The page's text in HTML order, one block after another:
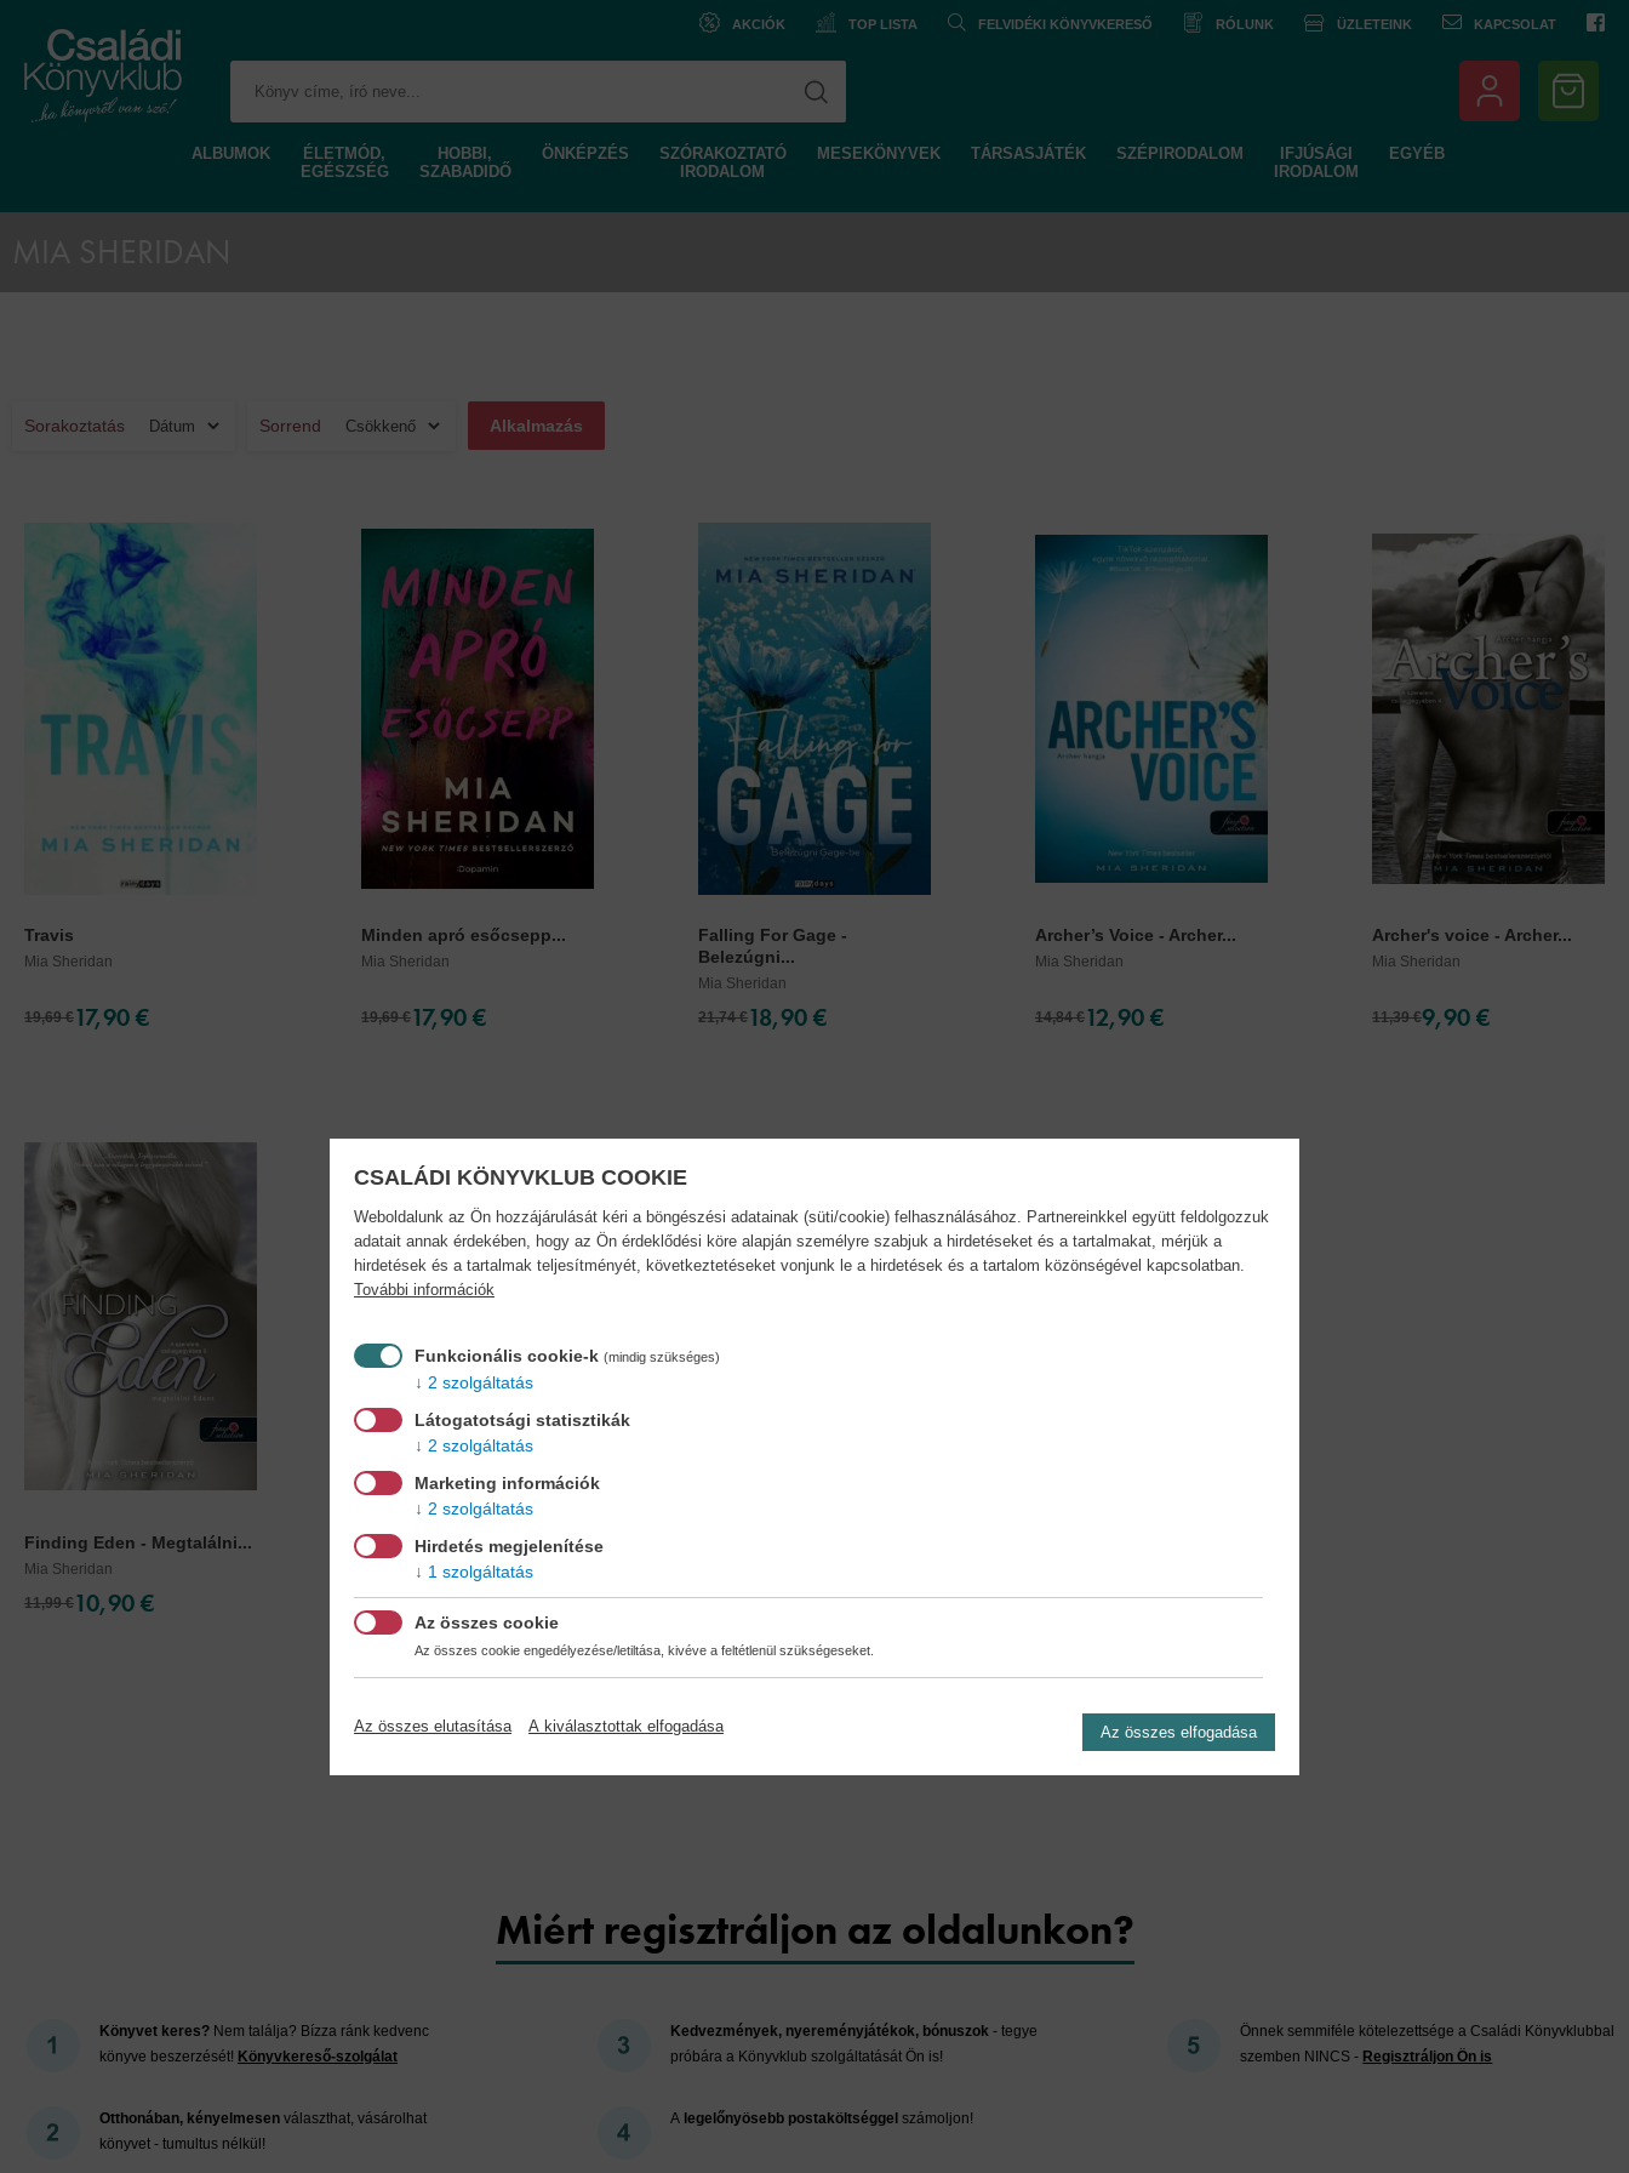
AKCIÓK TOP LISTA FELVIDÉKI KÖNYVKERESŐ RÓLUNK ÜZLETEINK KAPCSOLAT
ALBUMOK
ÉLETMÓD,
EGÉSZSÉG
HOBBI,
SZABADIDŐ
ÖNKÉPZÉS
SZÓRAKOZTATÓ
IRODALOM
MESEKÖNYVEK TÁRSASJÁTÉK SZÉPIRODALOM
IFJÚSÁGI
IRODALOM
EGYÉB
Sorakoztatás Sorrend
Travis
Mia Sheridan
19,69 €17,90 €
Minden apró esőcsepp...
Mia Sheridan
19,69 €17,90 €
Falling For Gage -
Belezúgni...
Mia Sheridan
21,74 €18,90 €
Archer’s Voice - Archer...
Mia Sheridan
14,84 €12,90 €
Archer's voice - Archer...
Mia Sheridan
11,39 €9,90 €
Finding Eden - Megtalálni...
Mia Sheridan
11,99 €10,90 €
Becoming Calder - Calder...
Mia Sheridan
11,39 €9,90 €
10,89 €9,90 €
Miért regisztráljon az oldalunkon?
Könyvet keres? Nem találja? Bízza ránk kedvenc
könyve beszerzését! Könyvkereső-szolgálat
Otthonában, kényelmesen választhat, vásárolhat
könyvet - tumultus nélkül!
Kedvezmények, nyereményjátékok, bónuszok- tegye
próbára a Könyvklub szolgáltatását Ön is!
A legelőnyösebb postaköltséggel számoljon!
Önnek semmiféle kötelezettsége a Családi Könyvklubbal
szemben NINCS - Regisztráljon Ön is
CSALÁDI KÖNYVKLUB COOKIE
Weboldalunk az Ön hozzájárulását kéri a böngészési adatainak (süti/cookie) felhasználásához. Partnereinkkel együtt feldolgozzuk
adatait annak érdekében, hogy az Ön érdeklődési köre alapján személyre szabjuk a hirdetéseket és a tartalmakat, mérjük a
hirdetések és a tartalmak teljesítményét, következtetéseket vonjunk le a hirdetések és a tartalom közönségével kapcsolatban.
További információk
Funkcionális cookie-k (mindig szükséges)
2 szolgáltatás
Látogatotsági statisztikák
2 szolgáltatás
Marketing információk
2 szolgáltatás
Hirdetés megjelenítése
1 szolgáltatás
Az összes cookie
Az összes cookie engedélyezése/letiltása, kivéve a feltétlenül szükségeseket.
Az összes elutasítása A kiválasztottak elfogadása Az összes elfogadása